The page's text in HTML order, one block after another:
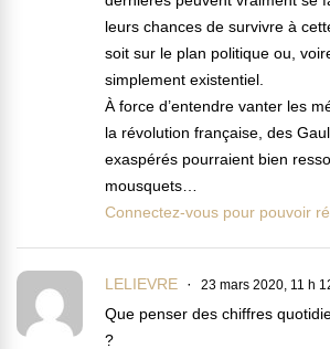
leurs chances de survivre à
soit sur le plan politique ou,
simplement existentiel.
À force d’entendre vanter les
la révolution française, des
exaspérés pourraient bien
mousquets…
Connectez-vous pour pouvoir
LELIEVRE 23 mars 2020, 11 h
Que penser des chiffres
?